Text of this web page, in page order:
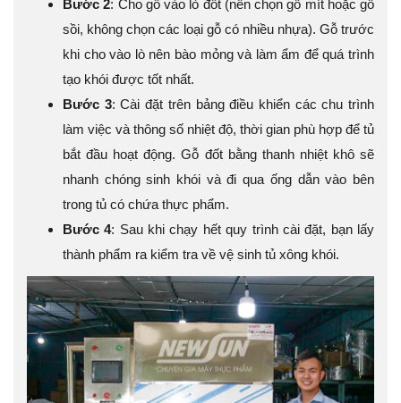
Bước 2: Cho gỗ vào lò đốt (nên chọn gỗ mít hoặc gỗ
sồi, không chọn các loại gỗ có nhiều nhựa). Gỗ trước
khi cho vào lò nên bào mỏng và làm ẩm để quá trình
tạo khói được tốt nhất.
Bước 3: Cài đặt trên bảng điều khiển các chu trình
làm việc và thông số nhiệt độ, thời gian phù hợp để tủ
bắt đầu hoạt động. Gỗ đốt bằng thanh nhiệt khô sẽ
nhanh chóng sinh khói và đi qua ống dẫn vào bên
trong tủ có chứa thực phẩm.
Bước 4: Sau khi chạy hết quy trình cài đặt, bạn lấy
thành phẩm ra kiểm tra về vệ sinh tủ xông khói.